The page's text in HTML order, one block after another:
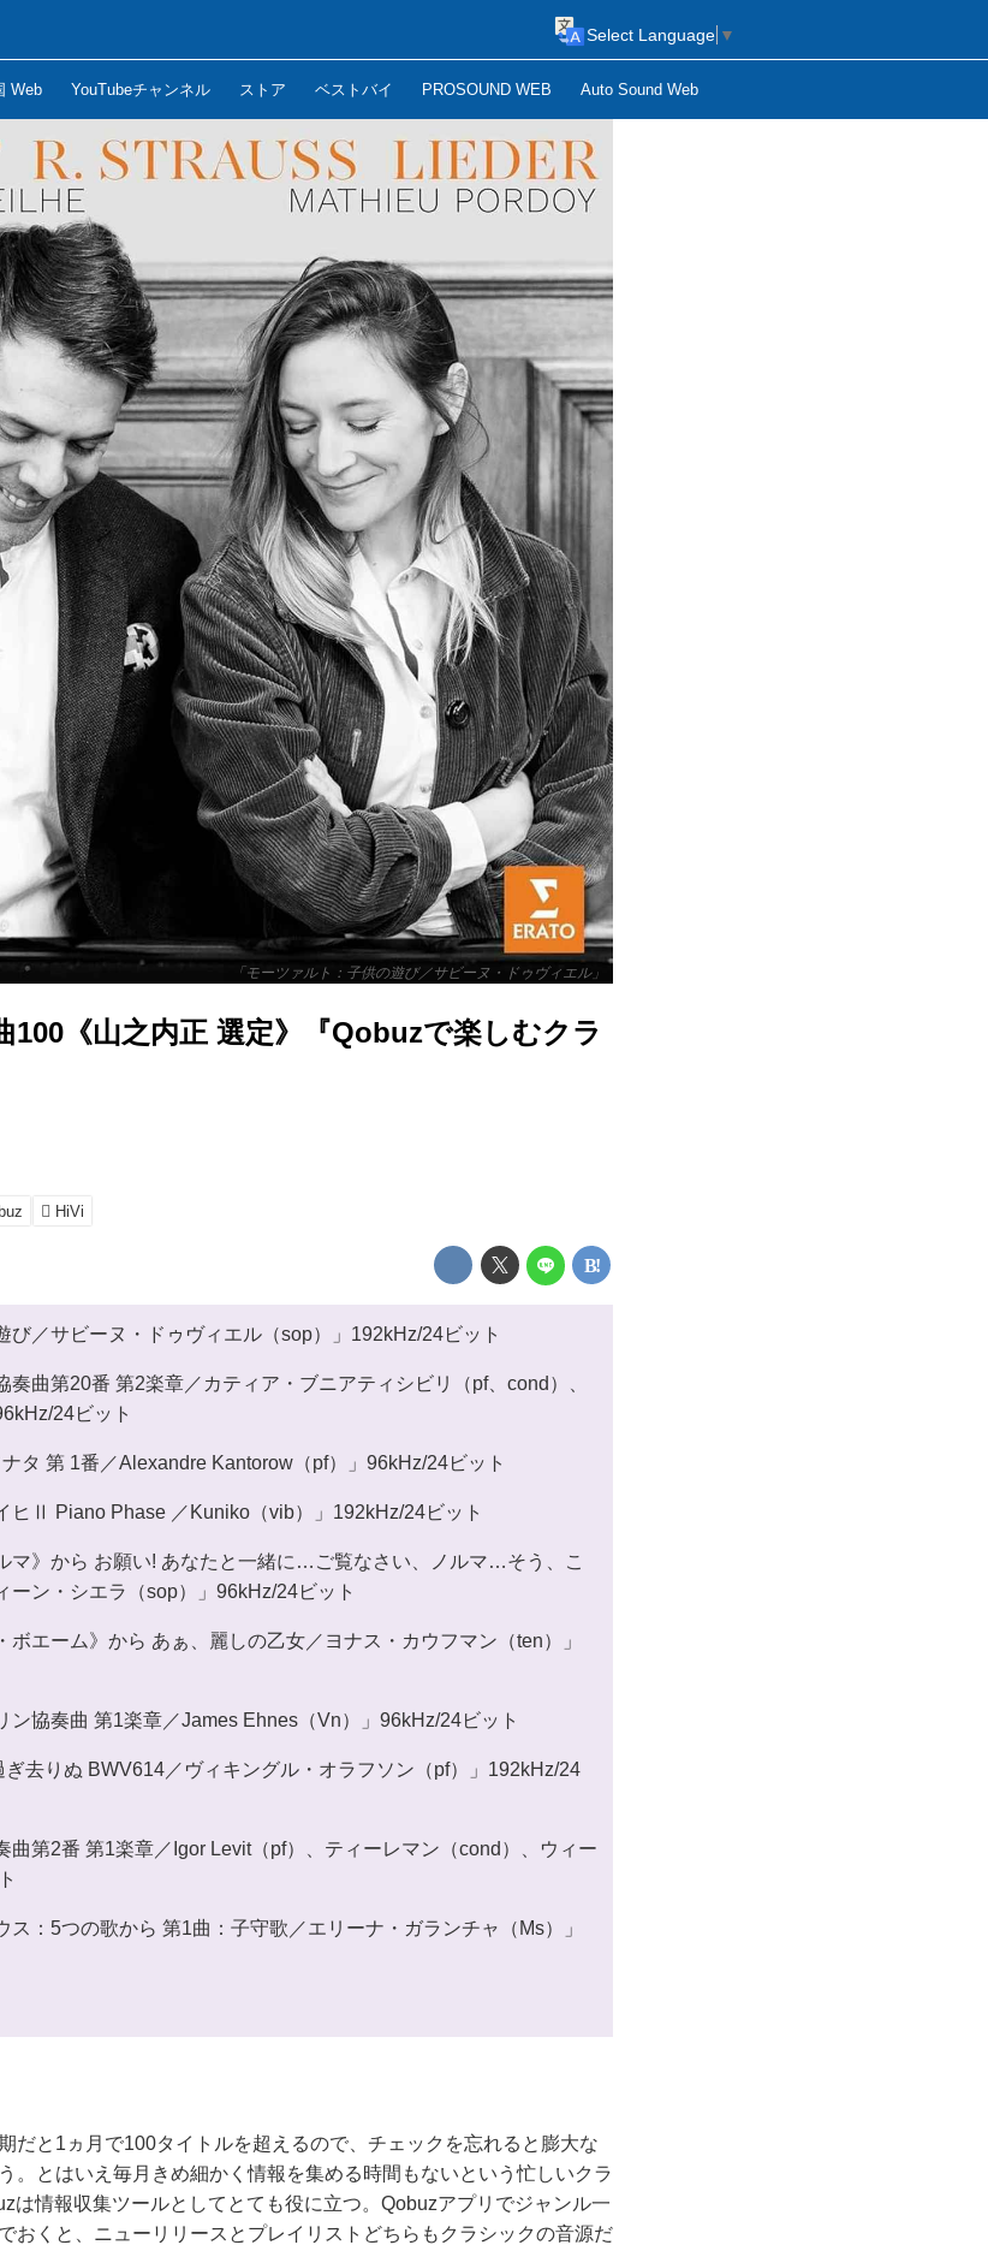
Web YouTubeチャンネル ストア ベストバイ PROSOUND WEB Auto Sound Web
Select Language ▼
「モーツァルト：子供の遊び／サビーヌ・ドゥヴィエル」
100《山之内正 選定》『Qobuzで楽しむクラ
HiVi
／サビーヌ・ドゥヴィエル（sop）」192kHz/24ビット
曲第20番 第2楽章／カティア・ブニアティシビリ（pf、cond）、
24ビット
タ 第 1番／Alexandre Kantorow（pf）」96kHz/24ビット
Ⅱ Piano Phase ／Kuniko（vib）」192kHz/24ビット
マ》から お願い! あなたと一緒に…ご覧なさい、ノルマ…そう、こ
ーン・シエラ（sop）」96kHz/24ビット
エーム》から あぁ、麗しの乙女／ヨナス・カウフマン（ten）」
協奏曲 第1楽章／James Ehnes（Vn）」96kHz/24ビット
去りぬ BWV614／ヴィキングル・オラフソン（pf）」192kHz/24
第2番 第1楽章／Igor Levit（pf）、ティーレマン（cond）、ウィー
：5つの歌から 第1曲：子守歌／エリーナ・ガランチャ（Ms）」
だと1ヵ月で100タイトルを超えるので、チェックを忘れると膨大な
。とはいえ毎月きめ細かく情報を集める時間もないという忙しいクラ
は情報収集ツールとしてとても役に立つ。Qobuzアプリでジャンル一
おくと、ニューリリースとプレイリストどちらもクラシックの音源だ